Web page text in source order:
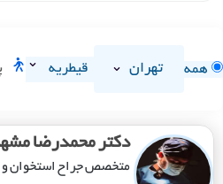
همه تهران قیطریه
دکتر محمدرضا
متخصص جراح استخوان و